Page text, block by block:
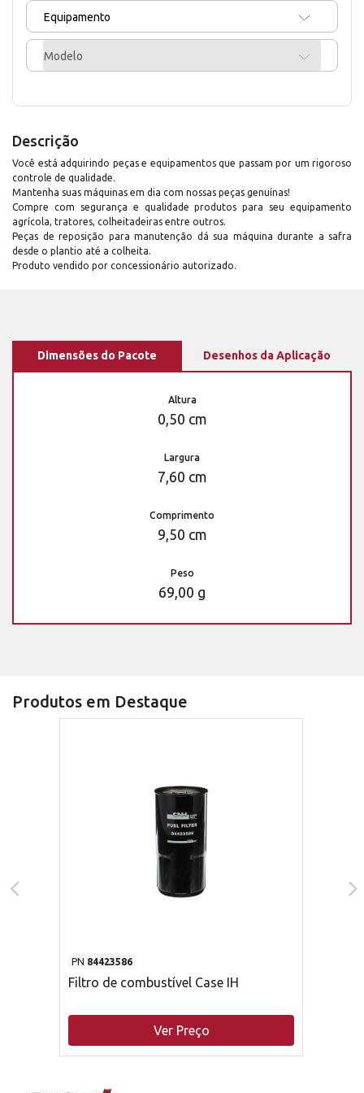
Equipamento
Modelo
Descrição
Você está adquirindo peças e equipamentos que passam por um rigoroso
controle de qualidade.
Mantenha suas máquinas em dia com nossas peças genuínas!
Compre com segurança e qualidade produtos para seu equipamento
agrícola, tratores, colheitadeiras entre outros.
Peças de reposição para manutenção dá sua máquina durante a safra
desde o plantio até a colheita.
Produto vendido por concessionário autorizado.
Dimensões do Pacote Desenhos da Aplicação
Altura
0,50 cm
Largura
7,60 cm
Comprimento
9,50 cm
Peso
69,00 g
Produtos em Destaque
PN 84423586
Filtro de combustível Case IH
Ver Preço